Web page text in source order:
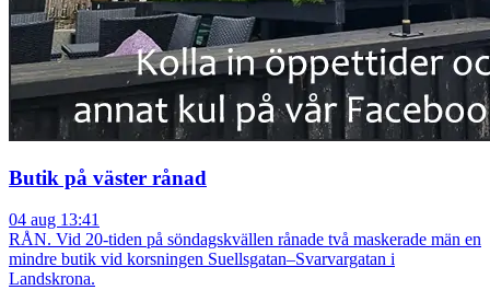
Butik på väster rånad
04 aug 13:41
RÅN. Vid 20-tiden på söndagskvällen rånade två maskerade män en
mindre butik vid korsningen Suellsgatan–Svarvargatan i
Landskrona.